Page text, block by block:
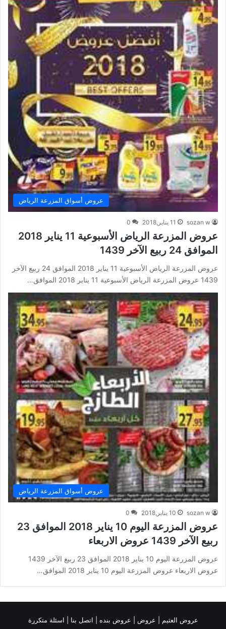
عروض أسواق المزرعة الرياض
sozan w 11 يناير,2018 0
عروض المزرعة الرياض الأسبوعية 11 يناير 2018
الموافق 24 ربيع الآخر 1439
عروض المزرعة الرياض الأسبوعية 11 يناير 2018 الموافق 24 ربيع الآخر
1439 عروض المزرعة الرياض الأسبوعية 11 يناير 2018 الموافق…
عروض أسواق المزرعة الرياض
sozan w 10 يناير,2018 0
عروض المزرعة اليوم 10 يناير 2018 الموافق 23
ربيع الآخر 1439 عروض الاربعاء
عروض المزرعة اليوم 10 يناير 2018 الموافق 23 ربيع الآخر 1439
عروض الاربعاء عروض المزرعة اليوم 10 يناير 2018 الموافق…
عروض العثيم عروض عروض بنده | اتصل بنا | اسئلة متكررة